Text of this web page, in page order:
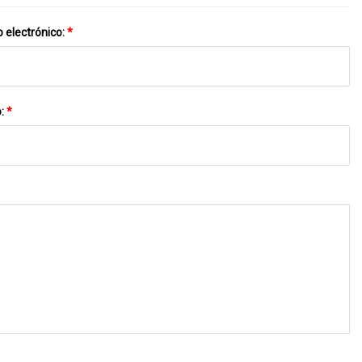
electrónico:*
*